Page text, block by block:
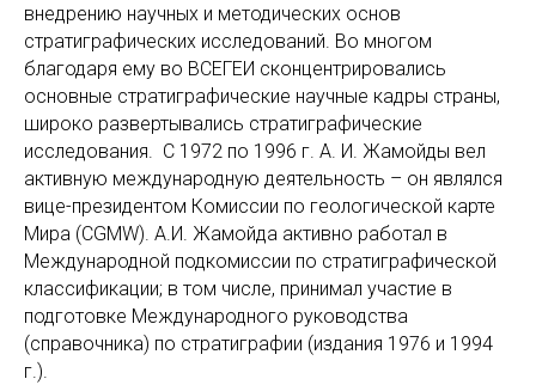
внедрению научных и методических основ
стратиграфических исследований. Во многом
благодаря ему во ВСЕГЕИ сконцентрировались
основные стратиграфические научные кадры страны,
широко развертывались стратиграфические
исследования. С 1972 по 1996 г. А. И. Жамойды вел
активную международную деятельность – он являлся
вице-президентом Комиссии по геологической карте
Мира (CGMW). А.И. Жамойда активно работал в
Международной подкомиссии по стратиграфической
классификации; в том числе, принимал участие в
подготовке Международного руководства
(справочника) по стратиграфии (издания 1976 и 1994
г.).